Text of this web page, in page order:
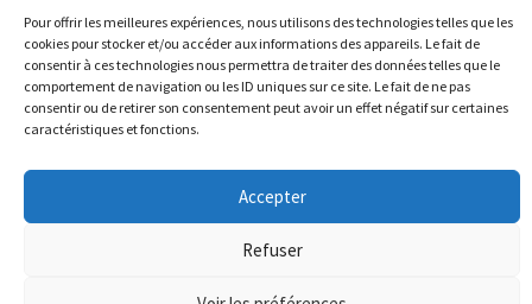
Pour offrir les meilleures expériences, nous utilisons des technologies telles que les
cookies pour stocker et/ou accéder aux informations des appareils. Le fait de
consentir à ces technologies nous permettra de traiter des données telles que le
comportement de navigation ou les ID uniques sur ce site. Le fait de ne pas
consentir ou de retirer son consentement peut avoir un effet négatif sur certaines
caractéristiques et fonctions.
Accepter
Refuser
Bienvenue à Puycapel La municipalité
Actualités
Les bonnes adresses
Contacts & renseignements
Conformité à la loi RGPD
Puycapel.fr utilise des cookies pour améliorer les performance et